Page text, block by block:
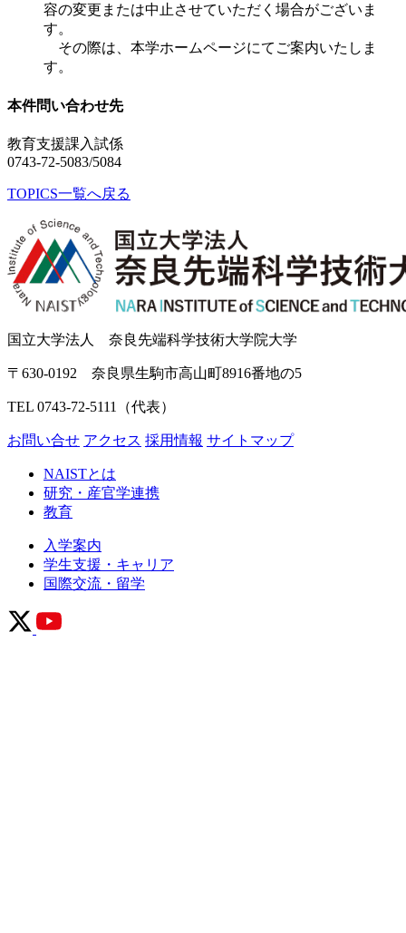
容の変更または中止させていただく場合がございま
す。
その際は、本学ホームページにてご案内いたしま
す。
本件問い合わせ先
教育支援課入試係
0743-72-5083/5084
TOPICS一覧へ戻る
国立大学法人 奈良先端科学技術大学院大学
〒630-0192 奈良県生駒市高山町8916番地の5
TEL 0743-72-5111（代表）
お問い合せ アクセス 採用情報 サイトマップ
NAISTとは
研究・産官学連携
教育
入学案内
学生支援・キャリア
国際交流・留学